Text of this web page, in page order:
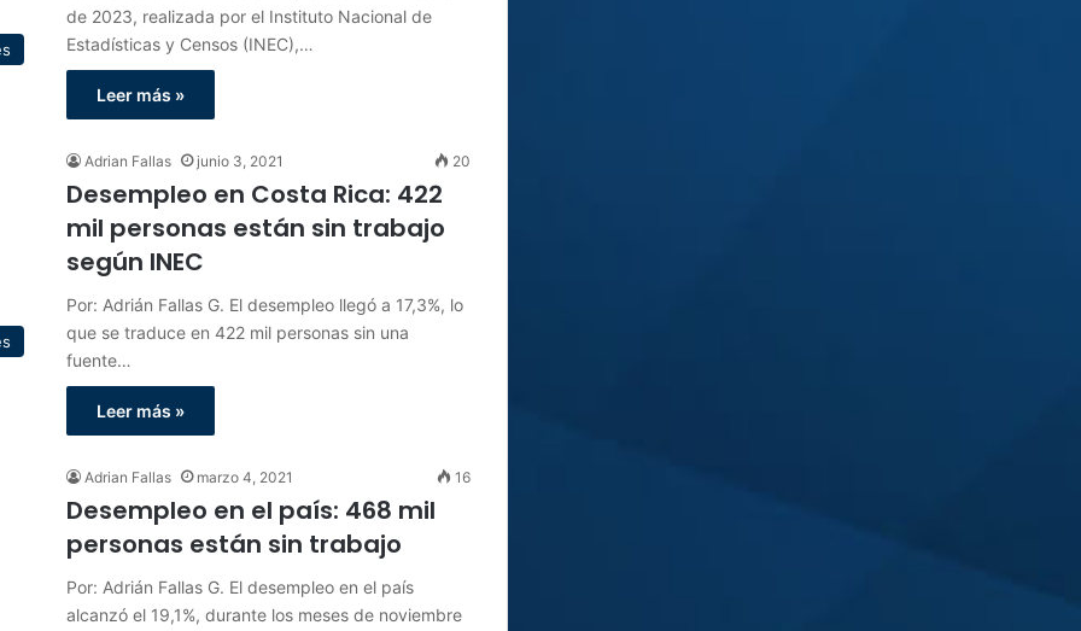
de 2023, realizada por el Instituto Nacional de
Estadísticas y Censos (INEC),…
Leer más »
Adrian Fallas junio 3, 2021 20
Desempleo en Costa Rica: 422
mil personas están sin trabajo
según INEC
Por: Adrián Fallas G. El desempleo llegó a 17,3%, lo
que se traduce en 422 mil personas sin una
fuente…
Leer más »
Adrian Fallas marzo 4, 2021 16
Desempleo en el país: 468 mil
personas están sin trabajo
Por: Adrián Fallas G. El desempleo en el país
alcanzó el 19,1%, durante los meses de noviembre